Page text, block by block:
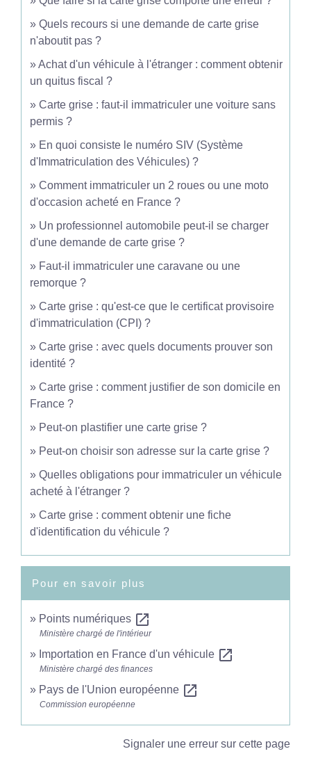
Quels recours si une demande de carte grise
n'aboutit pas ?
Achat d'un véhicule à l'étranger : comment obtenir
un quitus fiscal ?
Carte grise : faut-il immatriculer une voiture sans
permis ?
En quoi consiste le numéro SIV (Système
d'Immatriculation des Véhicules) ?
Comment immatriculer un 2 roues ou une moto
d'occasion acheté en France ?
Un professionnel automobile peut-il se charger
d'une demande de carte grise ?
Faut-il immatriculer une caravane ou une
remorque ?
Carte grise : qu'est-ce que le certificat provisoire
d'immatriculation (CPI) ?
Carte grise : avec quels documents prouver son
identité ?
Carte grise : comment justifier de son domicile en
France ?
Peut-on plastifier une carte grise ?
Peut-on choisir son adresse sur la carte grise ?
Quelles obligations pour immatriculer un véhicule
acheté à l'étranger ?
Carte grise : comment obtenir une fiche
d'identification du véhicule ?
Pour en savoir plus
Points numériques open_in_new
Ministère chargé de l'intérieur
Importation en France d'un véhicule open_in_new
Ministère chargé des finances
Pays de l'Union européenne open_in_new
Commission européenne
Signaler une erreur sur cette page